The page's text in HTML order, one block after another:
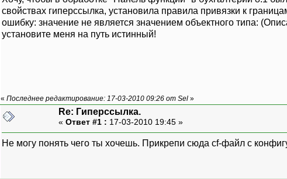
свойствах гиперссылка, установила правила привязки к
ошибку: значение не является значением объектного типа:
установите меня на путь истинный!
« Последнее редактирование: 17-03-2010 09:26 от Sel »
Re: Гиперссылка.
« Ответ #1 : 17-03-2010 19:45 »
Не могу понять чего ты хочешь. Прикрепи сюда cf-файл с